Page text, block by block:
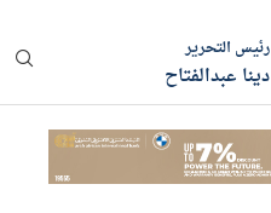
رئيس التحرير
دينا عبدالفتاح